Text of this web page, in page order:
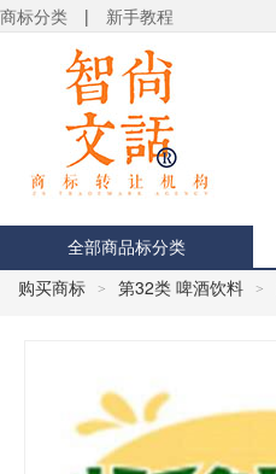
商标分类 | 新手教程
全部商品标分类
购买商标 > 第32类 啤酒饮料 >